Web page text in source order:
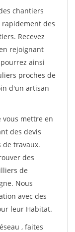
chantiers
rapidement des
Recevez
rejoignant
ainsi
proches de
d'un artisan
mettre en
des devis
de travaux.
des
de
Nous
avec des
leur Habitat.
, faites